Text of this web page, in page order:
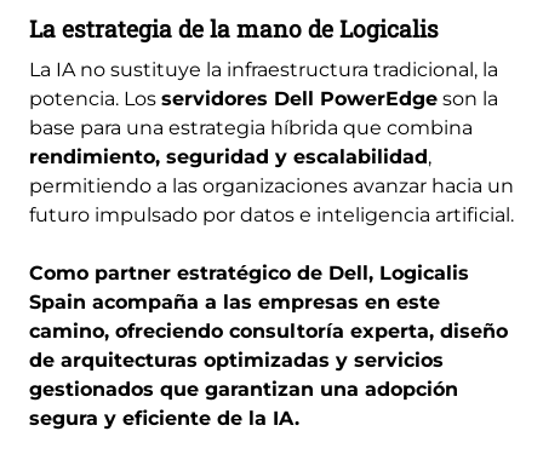
La estrategia de la mano de Logicalis
La IA no sustituye la infraestructura tradicional, la
potencia. Los servidores Dell PowerEdge son la
base para una estrategia híbrida que combina
rendimiento, seguridad y escalabilidad,
permitiendo a las organizaciones avanzar hacia un
futuro impulsado por datos e inteligencia artificial.
Como partner estratégico de Dell, Logicalis
Spain acompaña a las empresas en este
camino, ofreciendo consultoría experta, diseño
de arquitecturas optimizadas y servicios
gestionados que garantizan una adopción
segura y eficiente de la IA.